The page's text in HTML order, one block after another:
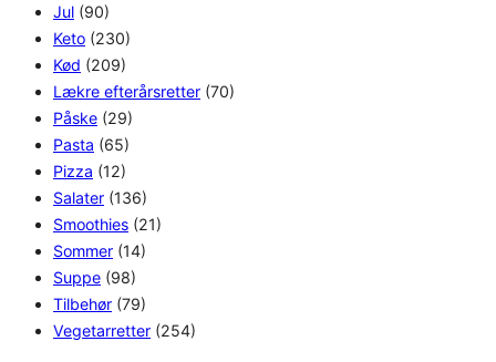
Jul (90)
Keto (230)
Kød (209)
Lækre efterårsretter (70)
Påske (29)
Pasta (65)
Pizza (12)
Salater (136)
Smoothies (21)
Sommer (14)
Suppe (98)
Tilbehør (79)
Vegetarretter (254)